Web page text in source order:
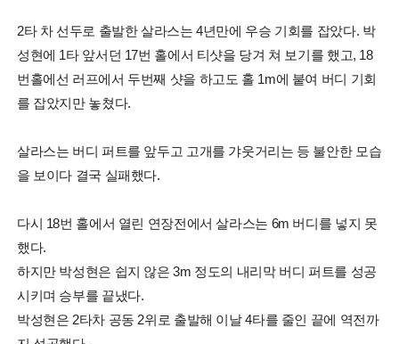
2타 차 선두로 출발한 살라스는 4년만에 우승 기회를 잡았다. 박
성현에 1타 앞서던 17번 홀에서 티샷을 당겨 쳐 보기를 했고, 18
번홀에선 러프에서 두번째 샷을 하고도 홀 1m에 붙여 버디 기회
를 잡았지만 놓쳤다.
살라스는 버디 퍼트를 앞두고 고개를 갸웃거리는 등 불안한 모습
을 보이다 결국 실패했다.
다시 18번 홀에서 열린 연장전에서 살라스는 6m 버디를 넣지 못
했다.
하지만 박성현은 쉽지 않은 3m 정도의 내리막 버디 퍼트를 성공
시키며 승부를 끝냈다.
박성현은 2타차 공동 2위로 출발해 이날 4타를 줄인 끝에 역전까